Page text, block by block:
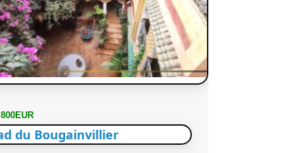
du Bougainvillier